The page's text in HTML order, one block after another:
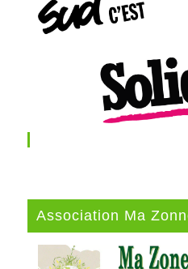
Association Ma